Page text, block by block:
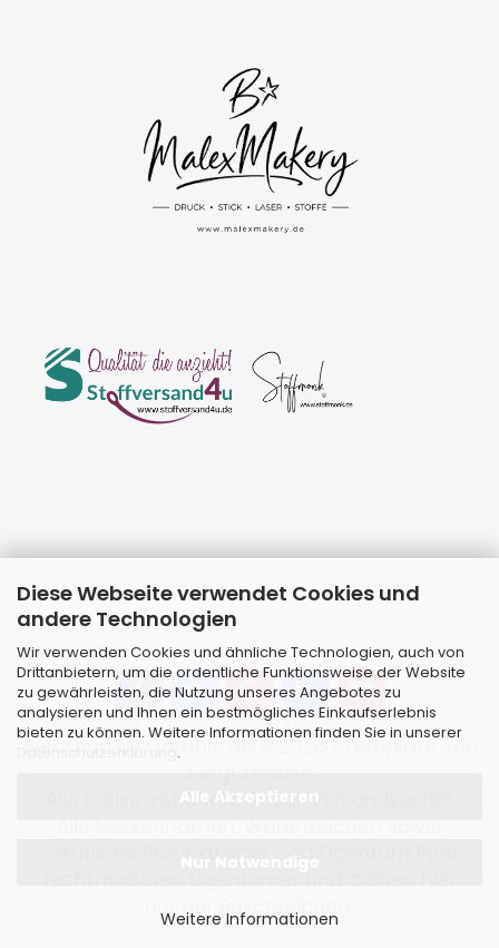
Diese Webseite verwendet Cookies und
andere Technologien
Wir verwenden Cookies und ähnliche Technologien, auch von
Drittanbietern, um die ordentliche Funktionsweise der Website
zu gewährleisten, die Nutzung unseres Angebotes zu
analysieren und Ihnen ein bestmögliches Einkaufserlebnis
bieten zu können. Weitere Informationen finden Sie in unserer
.
Alle Akzeptieren
Nur Notwendige
Weitere Informationen
Webshopby Gambio.de © 2026 | Template von
Alle Preise inkl. MwSt. & zzgl. Versandkosten
sämtliche Produktbilder sind Eigentum Ihrer
nur der Beschreibung.